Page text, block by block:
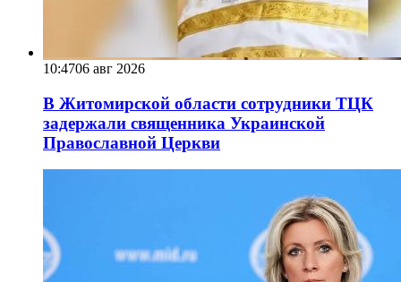
10:4706 авг 2026
В Житомирской области сотрудники ТЦК
задержали священника Украинской
Православной Церкви